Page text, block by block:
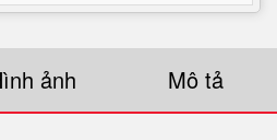
ảnh Mô tả